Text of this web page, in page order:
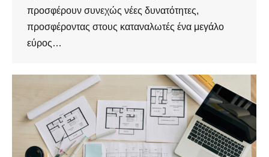
προσφέρουν συνεχώς νέες δυνατότητες,
προσφέροντας στους καταναλωτές ένα μεγάλο
εύρος…